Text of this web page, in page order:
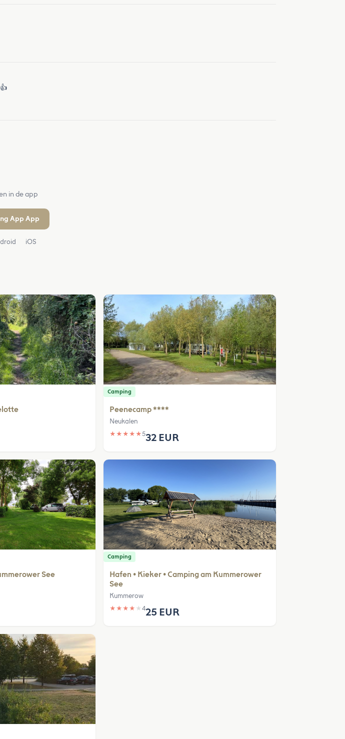
in de app
App App
iOS
Camping
Peenecamp ****
Neukalen
★ ★ ★ ★ ★532 EUR
See
Camping
Hafen • Kieker • Camping am Kummerower
See
Kummerow
★ ★ ★ ★ ★ 425 EUR